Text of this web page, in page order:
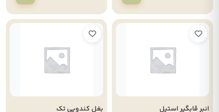
انبر قابگیر استیل بغل کندویی تک